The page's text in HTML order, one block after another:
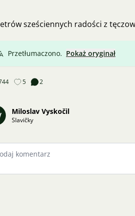
sześciennych radości z
Przetłumaczono. Pokaż oryginał
5 2
Miloslav Vyskočil
Slavičky